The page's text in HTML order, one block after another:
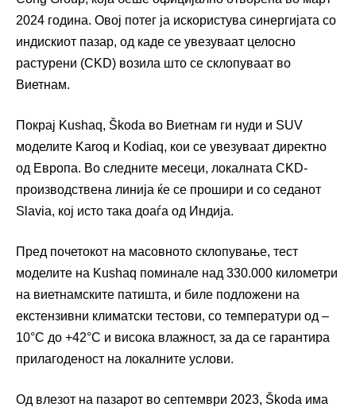
2024 година. Овој потег ја искористува синергијата со
индискиот пазар, од каде се увезуваат целосно
растурени (CKD) возила што се склопуваат во
Виетнам.
Покрај Kushaq, Škoda во Виетнам ги нуди и SUV
моделите Karoq и Kodiaq, кои се увезуваат директно
од Европа. Во следните месеци, локалната CKD-
производствена линија ќе се прошири и со седанот
Slavia, кој исто така доаѓа од Индија.
Пред почетокот на масовното склопување, тест
моделите на Kushaq поминале над 330.000 километри
на виетнамските патишта, и биле подложени на
екстензивни климатски тестови, со температури од –
10°C до +42°C и висока влажност, за да се гарантира
прилагоденост на локалните услови.
Од влезот на пазарот во септември 2023, Škoda има